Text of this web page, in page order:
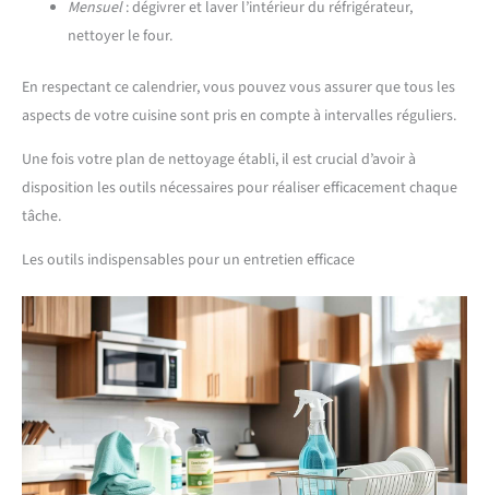
Mensuel: dégivrer et laver l’intérieur du réfrigérateur,
nettoyer le four.
En respectant ce calendrier, vous pouvez vous assurer que tous les
aspects de votre cuisine sont pris en compte à intervalles réguliers.
Une fois votre plan de nettoyage établi, il est crucial d’avoir à
disposition les outils nécessaires pour réaliser efficacement chaque
tâche.
Les outils indispensables pour un entretien efficace